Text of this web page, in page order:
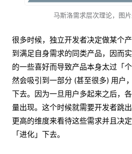
马斯洛需求层次理论，图
很多时候，独立开发者决定做某个
到满足自身需求的同类产品，因而
的一些喜好而导致产品本身太过「
然会吸引到一部分 (甚至很多) 用户
下去。因为一旦用户多起来之后，
量出现。这个时候就需要开发者跳
更高的维度来看待这些需求并且决
「进化」下去。